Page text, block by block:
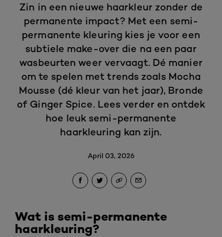
Zin in een nieuwe haarkleur zonder de
permanente impact? Met een semi-
permanente kleuring kies je voor een
subtiele make-over die na een paar
wasbeurten weer vervaagt. Dé manier
om te spelen met trends zoals Mocha
Mousse (dé kleur van het jaar), Bronde
of Ginger Spice. Lees verder en ontdek
hoe leuk semi-permanente
haarkleuring kan zijn.
April 03, 2026
Wat is semi-permanente
haarkleuring?